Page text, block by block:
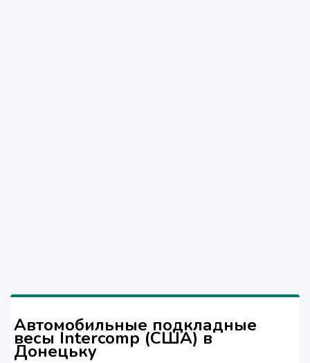
Автомобильные подкладные
весы Intercomp (США) в
Донецьку